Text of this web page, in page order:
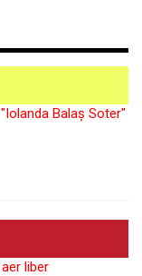
Balaș Soter"
liber